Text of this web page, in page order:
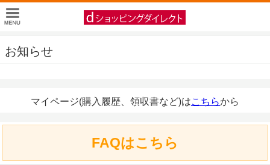
お知らせ
マイページ(購入履歴、領収書など)はこちらから
FAQはこちら